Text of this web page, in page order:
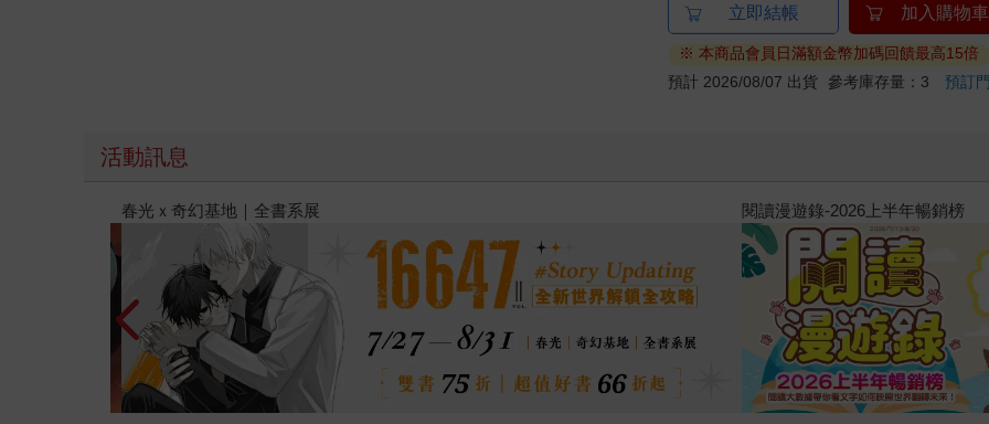
立即結帳 加入購物車
※ 本商品會員日滿額金幣加碼回饋最高15倍
預計 2026/08/07 出貨 參考庫存量：3預訂
活動訊息
2026金石堂暑假漫博〈你好，我吃一點〉第二波
原本只是跟全校第一美少女商量
的存在（１）